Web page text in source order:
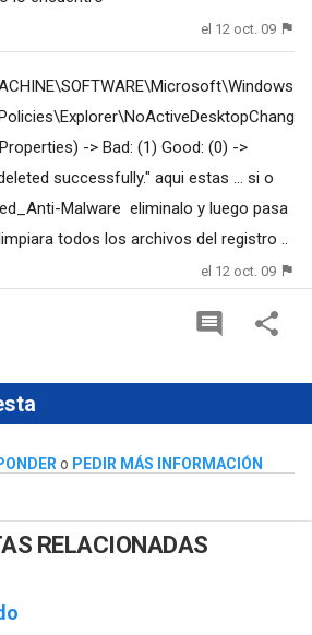
el 12 oct. 09
-> Bad: (1) Good: (0) ->
successfully." aqui estas ... si o
Malware eliminalo y luego pasa
todos los archivos del registro ..
el 12 oct. 09
o PEDIR MÁS INFORMACIÓN
RELACIONADAS